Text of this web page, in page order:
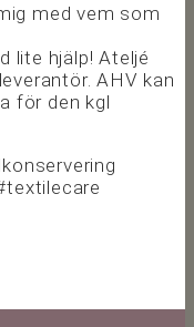
med vem som
lite hjälp! Ateljé
AHV kan
för den kgl